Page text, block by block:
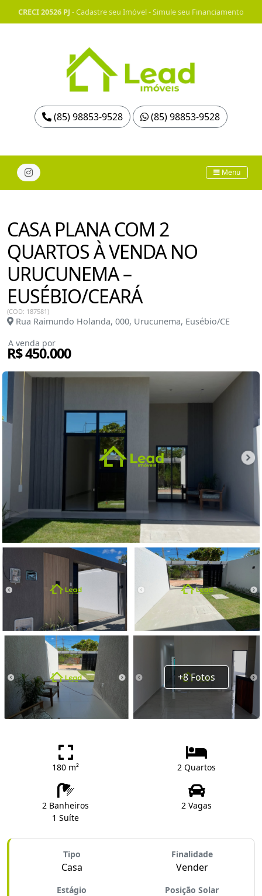
CRECI 20526 PJ -Cadastre seu Imóvel-Simule seu Financiamento
(85) 98853-9528 (85) 98853-9528
Menu
CASA PLANA COM 2
QUARTOS À VENDA NO
URUCUNEMA –
EUSÉBIO/CEARÁ
(COD: 187581)
Rua Raimundo Holanda, 000, Urucunema, Eusébio/CE
A venda por
R$ 450.000
+8 Fotos
180 m² 2 Quartos
2 Banheiros
1 Suíte
2 Vagas
Tipo
Casa
Finalidade
Vender
Estágio Posição Solar